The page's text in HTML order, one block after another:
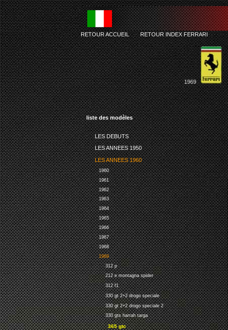
liste des modèles
LES DEBUTS
LES ANNEES 1950
LES ANNEES 1960
1960
1961
1962
1963
1964
1965
1966
1967
1968
1969
312 p
212 e montagna spider
312 f1
330 gt 2+2 drogo speciale
330 gt 2+2 drogo speciale 2
330 gts harrah targa
365 gtc
RETOUR ACCUEIL-RETOUR INDEX FERRARI
1969